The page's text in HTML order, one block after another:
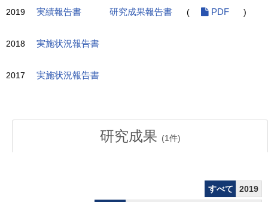
2019 実績報告書 研究成果報告書 ( PDF )
2018 実施状況報告書
2017 実施状況報告書
研究成果 (1件)
すべて
2019